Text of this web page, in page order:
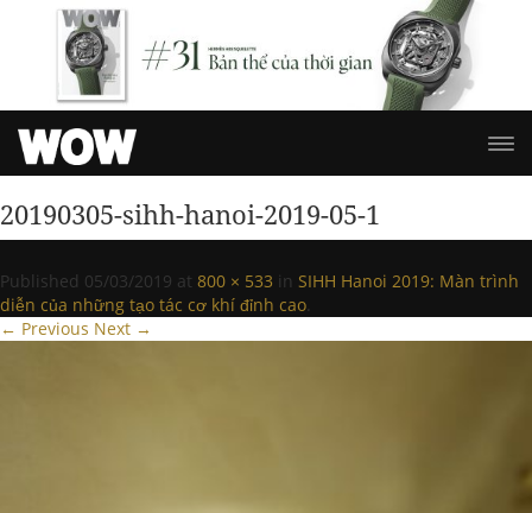
20190305-sihh-hanoi-2019-05-1
Published 05/03/2019 at 800 × 533 in SIHH Hanoi 2019: Màn trình
diễn của những tạo tác cơ khí đỉnh cao.
← Previous Next →